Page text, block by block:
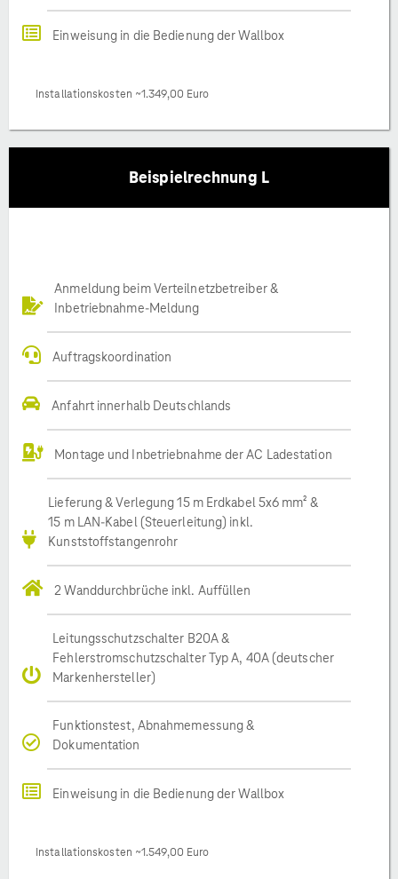
Einweisung in die Bedienung der Wallbox
Installationskosten ~1.349,00 Euro
Beispielrechnung L
Anmeldung beim Verteilnetzbetreiber &
Inbetriebnahme-Meldung
Auftragskoordination
Anfahrt innerhalb Deutschlands
Montage und Inbetriebnahme der AC Ladestation
Lieferung & Verlegung 15 m Erdkabel 5x6 mm² &
15 m LAN-Kabel (Steuerleitung) inkl.
Kunststoffstangenrohr
2 Wanddurchbrüche inkl. Auffüllen
Leitungsschutzschalter B20A &
Fehlerstromschutzschalter Typ A, 40A (deutscher
Markenhersteller)
Funktionstest, Abnahmemessung &
Dokumentation
Einweisung in die Bedienung der Wallbox
Installationskosten ~1.549,00 Euro